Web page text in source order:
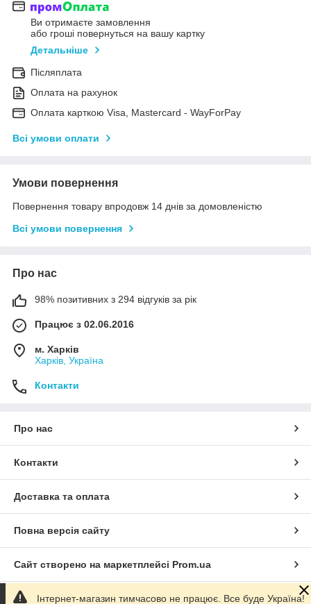
Ви отримаєте замовлення
або гроші повернуться на вашу картку
Детальніше
Післяплата
Оплата на рахунок
Оплата карткою Visa, Mastercard - WayForPay
Всі умови оплати
Умови повернення
Повернення товару впродовж 14 днів за домовленістю
Всі умови повернення
Про нас
98% позитивних з 294 відгуків за рік
Працює з 02.06.2016
м. Харків
Харків, Україна
Контакти
Про нас
Контакти
Доставка та оплата
Повна версія сайту
Сайт створено на маркетплейсі Prom.ua
Політика конфіденційності
Інтернет-магазин тимчасово не працює. Все буде Україна!